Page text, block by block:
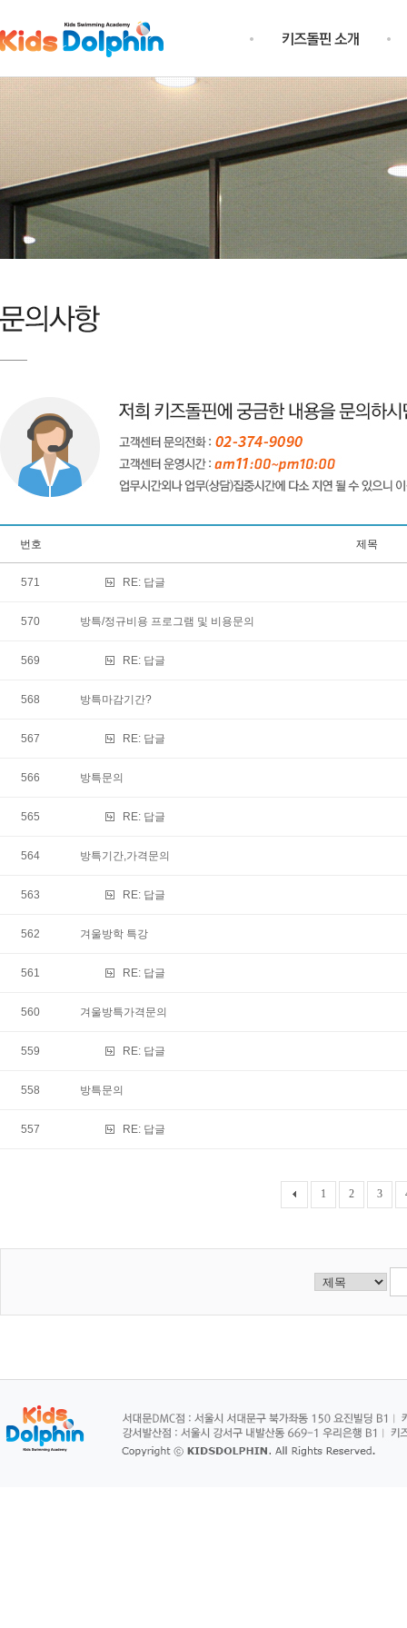
번호 제목
571 RE: 답글
570 방특/정규비용 프로그램 및 비용문의
569 RE: 답글
568 방특마감기간?
567 RE: 답글
566 방특문의
565 RE: 답글
564 방특기간,가격문의
563 RE: 답글
562 겨울방학 특강
561 RE: 답글
560 겨울방특가격문의
559 RE: 답글
558 방특문의
557 RE: 답글
1 2 3